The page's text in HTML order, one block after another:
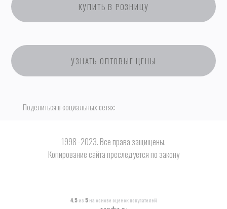
КУПИТЬ В РОЗНИЦУ
УЗНАТЬ ОПТОВЫЕ ЦЕНЫ
Поделиться в социальных сетях:
1998 -2023. Все права защищены.
Копирование сайта преследуется по закону
4.5из 5на основе оценок покупателей